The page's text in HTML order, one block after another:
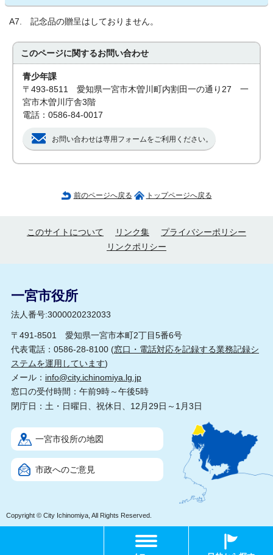
A7. 記念品の贈呈はしておりません。
このページに関するお問い合わせ
青少年課
〒493-8511 愛知県一宮市木曽川町内割田一の通り27 一
宮市木曽川庁舎3階
電話：0586-84-0017
お問い合わせは専用フォームをご利用ください。
前のページへ戻る トップページへ戻る
このサイトについて リンク集
プライバシーポリシー
リンクポリシー
一宮市役所
法人番号:3000020232033
〒491-8501 愛知県一宮市本町2丁目5番6号
代表電話：0586-28-8100 (窓口・電話対応を記録する業務記録シ
ステムを運用しています)
メール： info@city.ichinomiya.lg.jp
窓口の受付時間：午前9時～午後5時
閉庁日：土・日曜日、祝休日、12月29日～1月3日
一宮市役所の地図
市政へのご意見
Copyright © City Ichinomiya, All Rights Reserved.